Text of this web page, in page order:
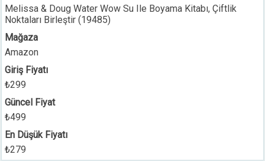
Melissa & Doug Water Wow Su Ile Boyama Kitabı, Çiftlik
Noktaları Birleştir (19485)
Mağaza
Amazon
Giriş Fiyatı
₺299
Güncel Fiyat
₺499
En Düşük Fiyatı
₺279